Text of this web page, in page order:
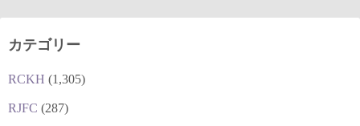
カテゴリー
RCKH (1,305)
RJFC (287)